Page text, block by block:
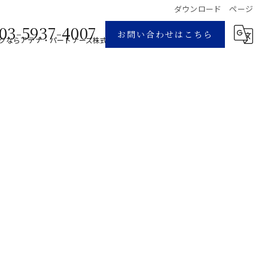
ダウンロード ページ
03-5937-4007 お問い合わせはこちら
ならアテナ・パートナーズ株式会社 ダウンロード ページ